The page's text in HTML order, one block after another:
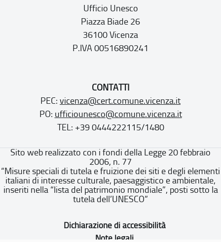
Ufficio Unesco
Piazza Biade 26
36100 Vicenza
P.IVA 00516890241
CONTATTI
PEC: vicenza@cert.comune.vicenza.it
PO: ufficiounesco@comune.vicenza.it
TEL: +39 0444222115/1480
Sito web realizzato con i fondi della Legge 20 febbraio
2006, n. 77
“Misure speciali di tutela e fruizione dei siti e degli elementi
italiani di interesse culturale, paesaggistico e ambientale,
inseriti nella “lista del patrimonio mondiale”, posti sotto la
tutela dell’UNESCO”
Dichiarazione di accessibilità
Note legali